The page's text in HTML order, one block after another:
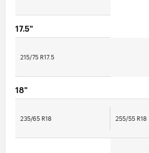
17.5"
215/75 R17.5
18"
235/65 R18 255/55 R18